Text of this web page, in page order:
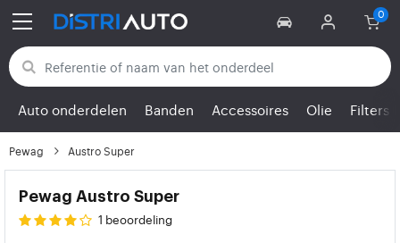
Terug naar categorieën
Auto onderdelen Banden Accessoires Olie Filters
Pewag Austro Super
Pewag Austro Super
1 beoordeling